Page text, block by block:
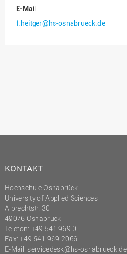
Hochschulplanung/-
strategie
Personalrat
Präsidialbüro
Professional School
Projekte des Präsidiums
Projektmanagement Office
(PMO)
E-Mail
f.heitger@hs-osnabrueck.de
KONTAKT
Hochschule Osnabrück
University of Applied Sciences
Albrechtstr. 30
49076 Osnabrück
Telefon: +49 541 969-0
Fax: +49 541 969-2066
E-Mail: servicedesk@hs-osnabrueck.de